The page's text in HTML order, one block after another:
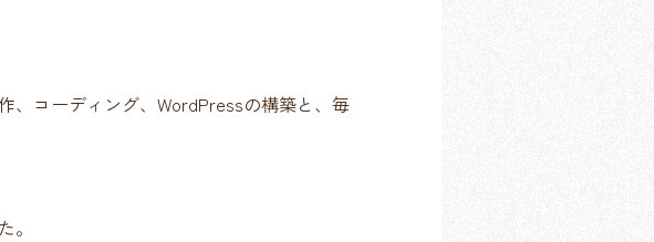
、コーディング、WordPressの構築と、毎
。